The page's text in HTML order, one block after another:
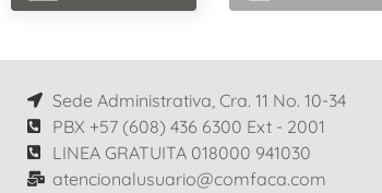
Sede Administrativa, Cra. 11 No. 10-34
PBX +57 (608) 436 6300 Ext - 2001
LINEA GRATUITA 018000 941030
atencionalusuario@comfaca.com